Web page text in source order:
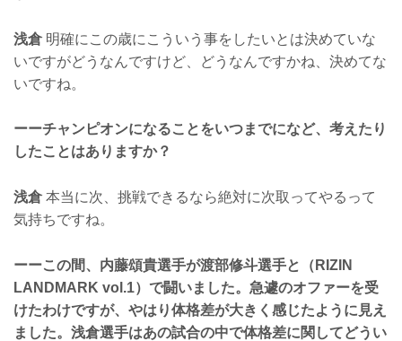
浅倉明確にこの歳にこういう事をしたいとは決めていな
いですがどうなんですけど、どうなんですかね、決めてな
いですね。
ーーチャンピオンになることをいつまでになど、考えたり
したことはありますか？
浅倉本当に次、挑戦できるなら絶対に次取ってやるって
気持ちですね。
ーーこの間、内藤頌貴選手が渡部修斗選手と（RIZIN
LANDMARK vol.1）で闘いました。急遽のオファーを受
けたわけですが、やはり体格差が大きく感じたように見え
ました。浅倉選手はあの試合の中で体格差に関してどうい